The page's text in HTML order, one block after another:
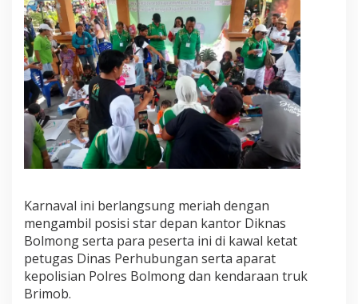
Karnaval ini berlangsung meriah dengan
mengambil posisi star depan kantor Diknas
Bolmong serta para peserta ini di kawal ketat
petugas Dinas Perhubungan serta aparat
kepolisian Polres Bolmong dan kendaraan truk
Brimob.